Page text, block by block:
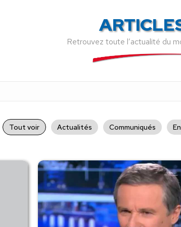
Retrouvez toute l’actualité du
Tout voir Actualités Communiqués